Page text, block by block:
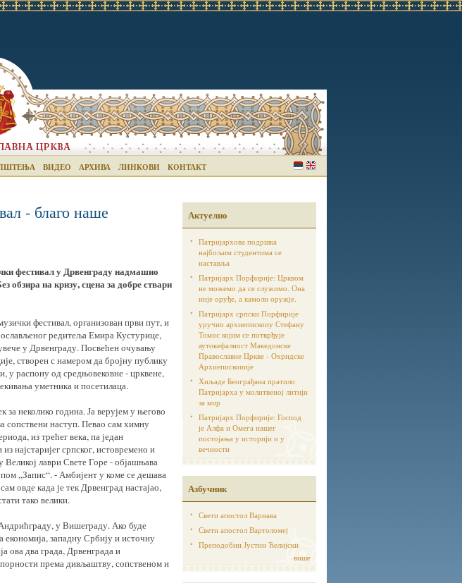
ВИДЕО АРХИВА ЛИНКОВИ КОНТАКТ
- благо наше
фестивал у Дрвенграду надмашио
обзира на кризу, сцена за добре ствари
фестивал, организован први пут, и
редитеља Емира Кустурице,
у Дрвенграду. Посвећен очувању
створен с намером да бројну публику
у распону од средњовековне - црквене,
уметника и посетилаца.
за неколико година. Ја верујем у његово
сопствени наступ. Певао сам химну
из трећег века, па један
најстаријег српског, истовремено и
Великој лаври Свете Горе - објашњава
„Запис“. - Амбијент у коме се дешава
овде када је тек Дрвенград настајао,
тако велики.
у Вишеграду. Ако буде
економија, западну Србију и источну
ова два града, Дрвенграда и
према дивљаштву, сопственом и
Актуелно
Патријархова подршка
најбољим студентима се
наставља
Патријарх Порфирије: Црквом
не можемо да се служимо. Она
није оруђе, а камоли оружје.
Патријарх српски Порфирије
уручио архиепископу Стефану
Томос којим се потврђује
аутoкефалност Македонске
Православне Цркве - Охридске
Архиепископије
Хиљаде Београђана пратило
Патријарха у молитвеној литији
за мир
Патријарх Порфирије: Господ
је Алфа и Омега нашег
постојања у историји и у
вечности
Азбучник
Свети апостол Варнава
Свети апостол Вартоломеј
Преподобни Јустин Ћелијски
више